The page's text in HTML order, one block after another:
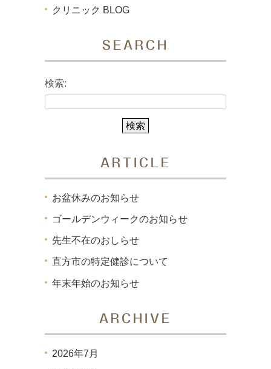
クリニック BLOG
SEARCH
検索:
ARTICLE
お盆休みのお知らせ
ゴールデンウィークのお知らせ
先生不在のおしらせ
直方市の特定健診について
年末年始のお知らせ
ARCHIVE
2026年7月